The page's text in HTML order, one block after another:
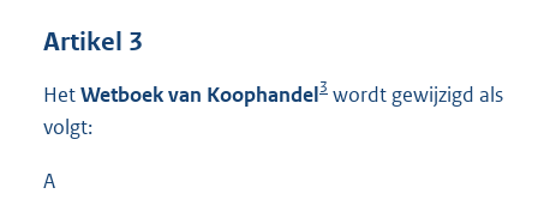
Artikel 3
HetWetboek van Koophandel3 wordt gewijzigd als
volgt:
A